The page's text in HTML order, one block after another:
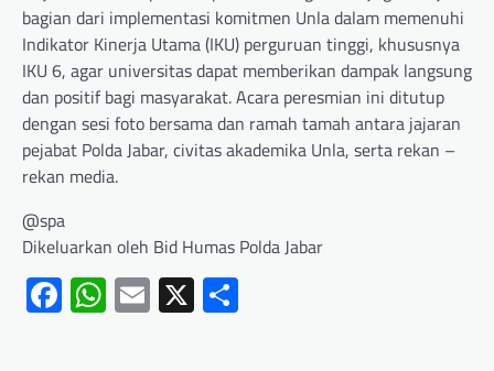
bagian dari implementasi komitmen Unla dalam memenuhi
Indikator Kinerja Utama (IKU) perguruan tinggi, khususnya
IKU 6, agar universitas dapat memberikan dampak langsung
dan positif bagi masyarakat. Acara peresmian ini ditutup
dengan sesi foto bersama dan ramah tamah antara jajaran
pejabat Polda Jabar, civitas akademika Unla, serta rekan –
rekan media.
@spa
Dikeluarkan oleh Bid Humas Polda Jabar
Facebook
WhatsApp
Email
X